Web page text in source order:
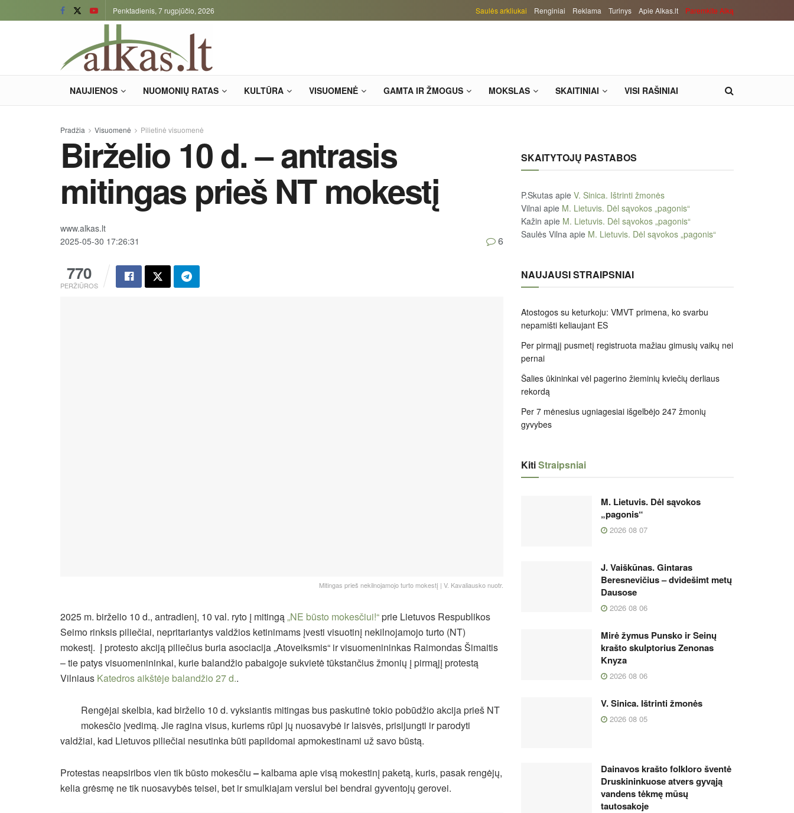
Penktadienis, 7 rugpjūčio, 2026 Saulės arkliukai Renginiai Reklama Turinys Apie Alkas.lt Paremkite Alką
NAUJIENOS NUOMONIŲ RATAS KULTŪRA VISUOMENĖ GAMTA IR ŽMOGUS MOKSLAS SKAITINIAI VISI RAŠINIAI
Pradžia Visuomenė Pilietinė visuomenė
Birželio 10 d. – antrasis
mitingas prieš NT mokestį
www.alkas.lt
2025-05-30 17:26:31
770
PERŽIŪROS
6
Mitingas prieš nekilnojamojo turto mokestį | V. Kavaliausko nuotr.
2025 m. birželio 10 d., antradienį, 10 val. ryto į mitingą„NE būsto mokesčiui!“prie Lietuvos Respublikos
Seimo rinksis piliečiai, nepritariantys valdžios ketinimams įvesti visuotinį nekilnojamojo turto (NT)
mokestį. Į protesto akciją piliečius buria asociacija „Atoveiksmis“ ir visuomenininkas Raimondas Šimaitis
– tie patys visuomenininkai, kurie balandžio pabaigoje sukvietė tūkstančius žmonių į pirmąjį protestą
Vilniaus Katedros aikštėje balandžio 27 d..
Rengėjai skelbia, kad birželio 10 d. vyksiantis mitingas bus paskutinė tokio pobūdžio akcija prieš NT
mokesčio įvedimą. Jie ragina visus, kuriems rūpi jų nuosavybė ir laisvės, prisijungti ir parodyti
valdžiai, kad Lietuvos piliečiai nesutinka būti papildomai apmokestinami už savo būstą.
Protestas neapsiribos vien tik būsto mokesčiu– kalbama apie visą mokestinį paketą, kuris, pasak rengėjų,
kelia grėsmę ne tik nuosavybės teisei, bet ir smulkiajam verslui bei bendrai gyventojų gerovei.
SKAITYTOJŲ PASTABOS
P.Skutas apie V. Sinica. Ištrinti žmonės
Vilnai apie M. Lietuvis. Dėl sąvokos „pagonis“
Kažin apie M. Lietuvis. Dėl sąvokos „pagonis“
Saulės Vilna apie M. Lietuvis. Dėl sąvokos „pagonis“
NAUJAUSI STRAIPSNIAI
Atostogos su keturkoju: VMVT primena, ko svarbu
nepamišti keliaujant ES
Per pirmąjį pusmetį registruota mažiau gimusių vaikų nei
pernai
Šalies ūkininkai vėl pagerino žieminių kviečių derliaus
rekordą
Per 7 mėnesius ugniagesiai išgelbėjo 247 žmonių
gyvybes
KitiStraipsniai
M. Lietuvis. Dėl sąvokos
„pagonis“
2026 08 07
J. Vaiškūnas. Gintaras
Beresnevičius – dvidešimt metų
Dausose
2026 08 06
Mirė žymus Punsko ir Seinų
krašto skulptorius Zenonas
Knyza
2026 08 06
V. Sinica. Ištrinti žmonės
2026 08 05
Dainavos krašto folkloro šventė
Druskininkuose atvers gyvąją
vandens tėkmę mūsų
tautosakoje